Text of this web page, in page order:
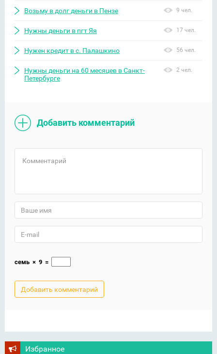
Возьму в долг деньги в Пензе 9 чел.
Нужны деньги в пгт Яя 17 чел.
Нужен кредит в с. Палашкино 56 чел.
Нужны деньги на 60 месяцев в Санкт-
Петербурге
2 чел.
Добавить комментарий
семь × 9 =
Избранное